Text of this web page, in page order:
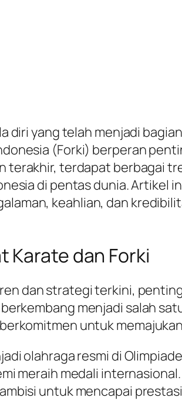
diri yang telah menjadi
(Forki) berperan
terakhir, terdapat berbagai
di pentas dunia. Artikel
keahlian, dan
Karate dan Forki
dan strategi terkini,
menjadi salah
untuk
olahraga resmi di
meraih medali
untuk mencapai